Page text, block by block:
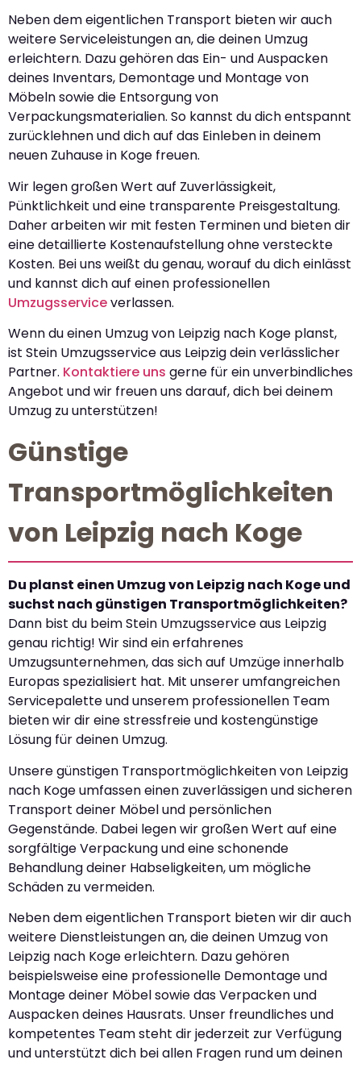
Neben dem eigentlichen Transport bieten wir auch
weitere Serviceleistungen an, die deinen Umzug
erleichtern. Dazu gehören das Ein- und Auspacken
deines Inventars, Demontage und Montage von
Möbeln sowie die Entsorgung von
Verpackungsmaterialien. So kannst du dich entspannt
zurücklehnen und dich auf das Einleben in deinem
neuen Zuhause in Koge freuen.
Wir legen großen Wert auf Zuverlässigkeit,
Pünktlichkeit und eine transparente Preisgestaltung.
Daher arbeiten wir mit festen Terminen und bieten dir
eine detaillierte Kostenaufstellung ohne versteckte
Kosten. Bei uns weißt du genau, worauf du dich einlässt
und kannst dich auf einen professionellen
Umzugsserviceverlassen.
Wenn du einen Umzug von Leipzig nach Koge planst,
ist Stein Umzugsservice aus Leipzig dein verlässlicher
Partner. Kontaktiere uns gerne für ein unverbindliches
Angebot und wir freuen uns darauf, dich bei deinem
Umzug zu unterstützen!
Günstige
Transportmöglichkeiten
von Leipzig nach Koge
Du planst einen Umzug von Leipzig nach Koge und
suchst nach günstigen Transportmöglichkeiten?
Dann bist du beim Stein Umzugsservice aus Leipzig
genau richtig! Wir sind ein erfahrenes
Umzugsunternehmen, das sich auf Umzüge innerhalb
Europas spezialisiert hat. Mit unserer umfangreichen
Servicepalette und unserem professionellen Team
bieten wir dir eine stressfreie und kostengünstige
Lösung für deinen Umzug.
Unsere günstigen Transportmöglichkeiten von Leipzig
nach Koge umfassen einen zuverlässigen und sicheren
Transport deiner Möbel und persönlichen
Gegenstände. Dabei legen wir großen Wert auf eine
sorgfältige Verpackung und eine schonende
Behandlung deiner Habseligkeiten, um mögliche
Schäden zu vermeiden.
Neben dem eigentlichen Transport bieten wir dir auch
weitere Dienstleistungen an, die deinen Umzug von
Leipzig nach Koge erleichtern. Dazu gehören
beispielsweise eine professionelle Demontage und
Montage deiner Möbel sowie das Verpacken und
Auspacken deines Hausrats. Unser freundliches und
kompetentes Team steht dir jederzeit zur Verfügung
und unterstützt dich bei allen Fragen rund um deinen